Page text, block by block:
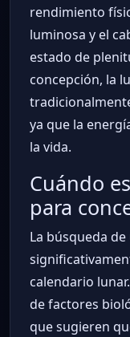
rendimiento
luminosa y el
estado de
concepción, la
ya que la
la vida.
Cuándo
para
La búsqueda
calendario
de factores
que sugieren